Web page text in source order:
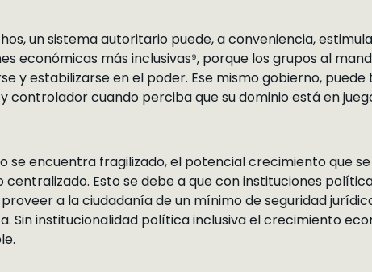
un sistema autoritario puede, a conveniencia,
económicas más inclusivas⁹, porque los grupos al
y estabilizarse en el poder. Ese mismo gobierno,
controlador cuando perciba que su dominio está en
se encuentra fragilizado, el potencial crecimiento que
Esto se debe a que con instituciones
a la ciudadanía de un mínimo de seguridad
Sin institucionalidad política inclusiva el crecimiento